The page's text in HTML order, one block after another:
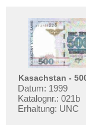
Kasachstan -
Datum: 1999
Katalognr.: 021b
Erhaltung: UNC